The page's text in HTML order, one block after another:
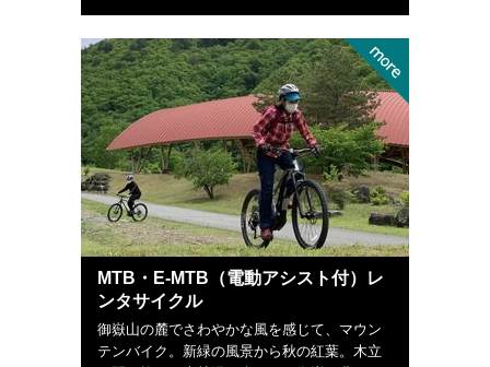
MTB・E-MTB（電動アシスト付）レ
ンタサイクル
御嶽山の麓でさわやかな風を感じて、マウン
テンバイク。新緑の風景から秋の紅葉。木立